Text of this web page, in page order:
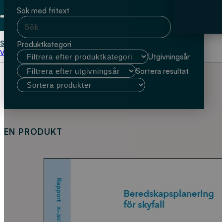
Start Håkan Alexandersson
Välj kundtyp
Sök med fritext
Produktkategori
Utgivningsår
Sortera resultat
EN PRODUKT